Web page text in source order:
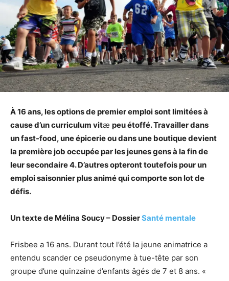
À 16 ans, les options de premier emploi sont limitées à
cause d’un curriculum vitæ peu étoffé. Travailler dans
un fast-food, une épicerie ou dans une boutique devient
la première job occupée par les jeunes gens à la fin de
leur secondaire 4. D’autres opteront toutefois pour un
emploi saisonnier plus animé qui comporte son lot de
défis.
Un texte de Mélina Soucy – DossierSanté mentale
Frisbee a 16 ans. Durant tout l’été la jeune animatrice a
entendu scander ce pseudonyme à tue-tête par son
groupe d’une quinzaine d’enfants âgés de 7 et 8 ans. «